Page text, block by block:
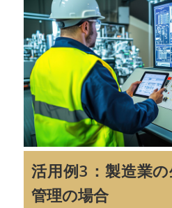
活用例3：製造業
管理の場合